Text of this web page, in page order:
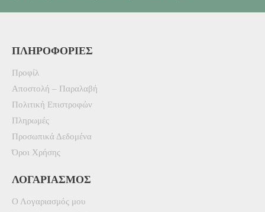
ΠΛΗΡΟΦΟΡΊΕΣ
Προφίλ
Αποστολή – Παραλαβή
Πολιτική Επιστροφών
Πληρωμές
Προσωπικά Δεδομένα
Όροι Χρήσης
ΛΟΓΑΡΙΑΣΜΌΣ
Ο Λογαριασμός μου